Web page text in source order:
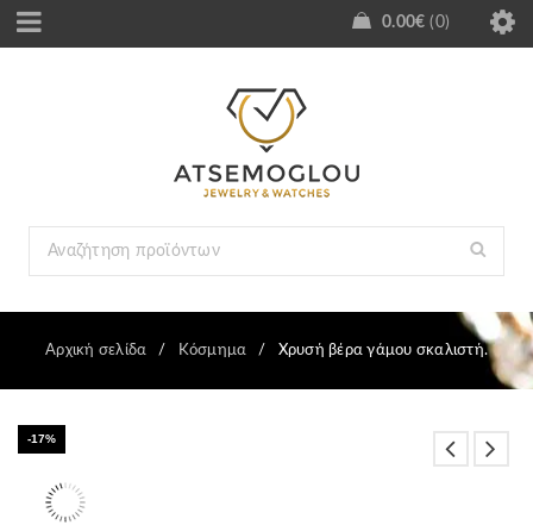
0.00€ 0
Αρχική σελίδα / Κόσμημα / Χρυσή βέρα γάμου σκαλιστή.
-17%